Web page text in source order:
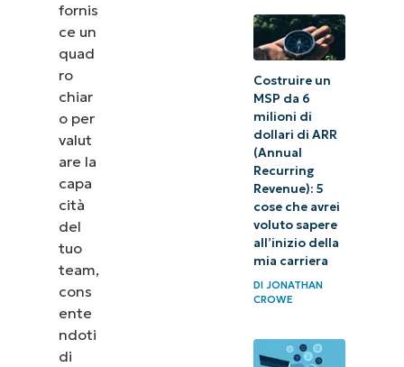
fornis
ce un
quad
ro
chiar
o per
valut
are la
capa
cità
del
tuo
team,
cons
ente
ndoti
di
Costruire un
MSP da 6
milioni di
dollari di ARR
(Annual
Recurring
Revenue): 5
cose che avrei
voluto sapere
all’inizio della
mia carriera
DIJONATHAN
CROWE